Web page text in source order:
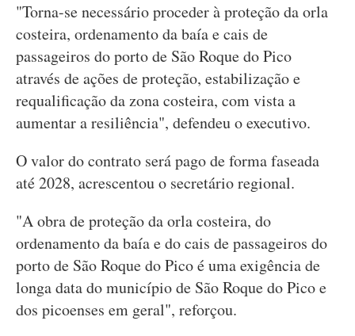
"Torna-se necessário proceder à proteção da orla
costeira, ordenamento da baía e cais de
passageiros do porto de São Roque do Pico
através de ações de proteção, estabilização e
requalificação da zona costeira, com vista a
aumentar a resiliência", defendeu o executivo.
O valor do contrato será pago de forma faseada
até 2028, acrescentou o secretário regional.
"A obra de proteção da orla costeira, do
ordenamento da baía e do cais de passageiros do
porto de São Roque do Pico é uma exigência de
longa data do município de São Roque do Pico e
dos picoenses em geral", reforçou.